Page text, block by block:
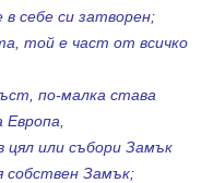
себе си затворен;
той е част от всичко
по-малка става
цял или събори Замък
собствен Замък;